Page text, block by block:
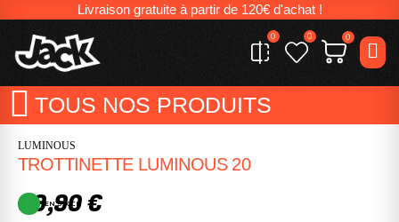
Livraison gratuite à partir de 120€ d'achat !
0 0 0
TOUS NOS PRODUITS
LUMINOUS
TROTTINETTE LUMINOUS 20
89,90 €
EN STOCK